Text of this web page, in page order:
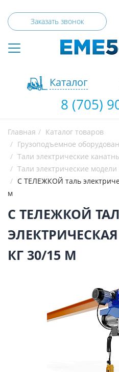
Заказать звонок
Каталог
8 (705)
Главная
Каталог товаров
Грузоподъемное
Тали электрические
Тали электрические модели
С ТЕЛЕЖКОЙ таль
м
С ТЕЛЕЖКОЙ
ЭЛЕКТРИЧЕСКАЯ
КГ 30/15 М